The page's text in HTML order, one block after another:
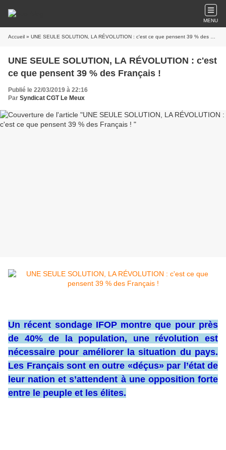
MENU
Accueil » UNE SEULE SOLUTION, LA RÉVOLUTION : c'est ce que pensent 39 % des Français !
UNE SEULE SOLUTION, LA RÉVOLUTION : c'est
ce que pensent 39 % des Français !
Publié le 22/03/2019 à 22:16
Par Syndicat CGT Le Meux
Un récent sondage IFOP montre que pour près
de 40% de la population, une révolution est
nécessaire pour améliorer la situation du pays.
Les Français sont en outre «déçus» par l’état de
leur nation et s’attendent à une opposition forte
entre le peuple et les élites.